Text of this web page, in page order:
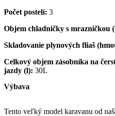
Počet postelí: 3
Objem chladničky s mrazničkou
Skladovanie plynových fliaš
Celkový objem zásobníka na
jazdy (l): 30L
Výbava
Tento veľký model karavanu od